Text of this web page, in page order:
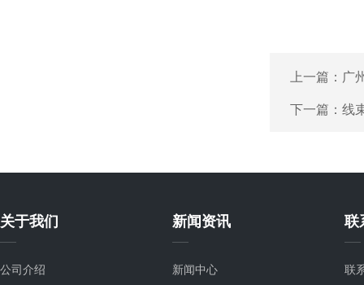
上一篇： 广
下一篇： 线
关于我们
公司介绍
新闻资讯
新闻中心
联
联